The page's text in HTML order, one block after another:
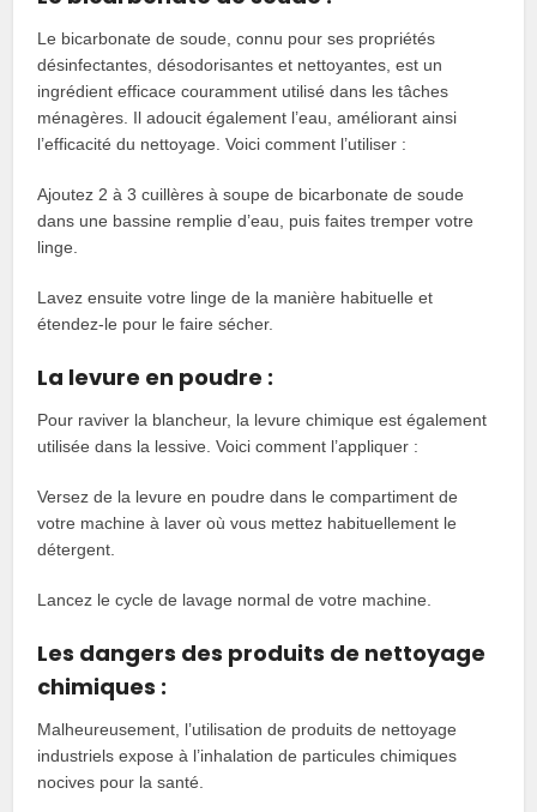
Le bicarbonate de soude, connu pour ses propriétés
désinfectantes, désodorisantes et nettoyantes, est un
ingrédient efficace couramment utilisé dans les tâches
ménagères. Il adoucit également l’eau, améliorant ainsi
l’efficacité du nettoyage. Voici comment l’utiliser :
Ajoutez 2 à 3 cuillères à soupe de bicarbonate de soude
dans une bassine remplie d’eau, puis faites tremper votre
linge.
Lavez ensuite votre linge de la manière habituelle et
étendez-le pour le faire sécher.
La levure en poudre :
Pour raviver la blancheur, la levure chimique est également
utilisée dans la lessive. Voici comment l’appliquer :
Versez de la levure en poudre dans le compartiment de
votre machine à laver où vous mettez habituellement le
détergent.
Lancez le cycle de lavage normal de votre machine.
Les dangers des produits de nettoyage
chimiques :
Malheureusement, l’utilisation de produits de nettoyage
industriels expose à l’inhalation de particules chimiques
nocives pour la santé.